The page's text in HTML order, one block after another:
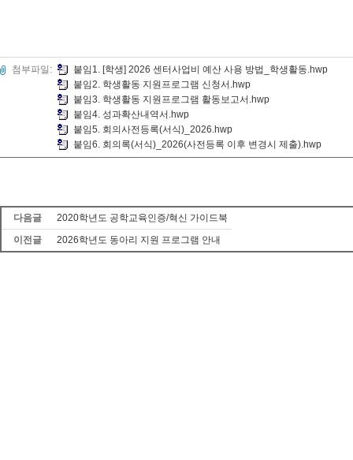
첨부파일:
붙임1. [학생] 2026 센터사업비 예산 사용 방법_학생활동.hwp
붙임2. 학생활동 지원프로그램 신청서.hwp
붙임3. 학생활동 지원프로그램 활동보고서.hwp
붙임4. 성과확산내역서.hwp
붙임5. 회의사전등록(서식)_2026.hwp
붙임6. 회의록(서식)_2026(사전등록 이후 변경시 제출).hwp
다음글
2020학년도 공학교육인증/혁신 가이드북
이전글
2026학년도 동아리 지원 프로그램 안내